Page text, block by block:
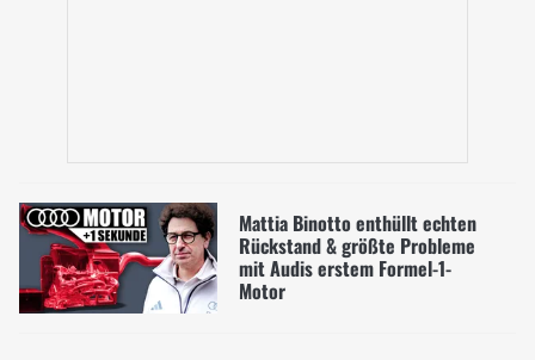
Mattia Binotto enthüllt echten
Rückstand & größte Probleme
mit Audis erstem Formel-1-
Motor